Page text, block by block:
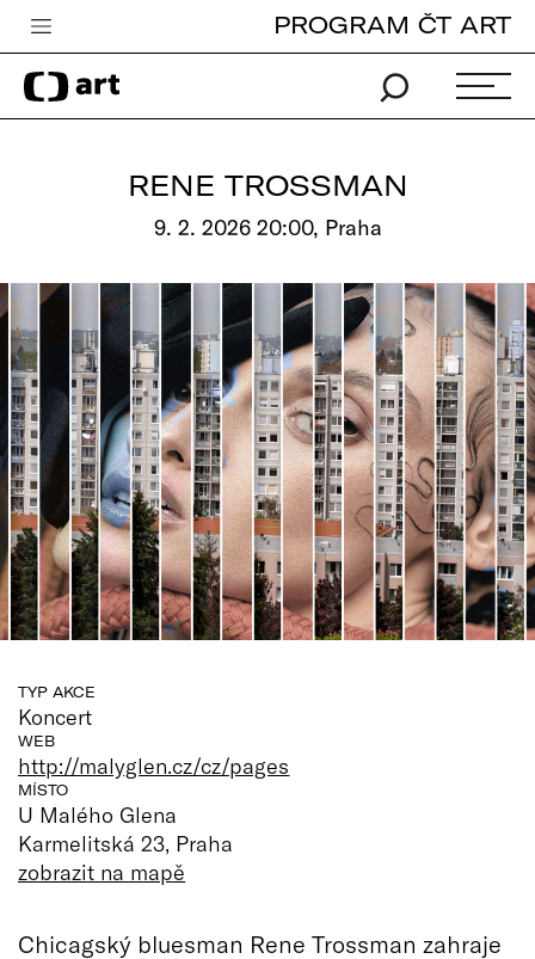
Česká televize
Zpravodajství
Pro děti
edu
Vše o ČT
PROGRAM ČT ART
RENE TROSSMAN
9. 2. 2026 20:00, Praha
TYP AKCE
Koncert
WEB
http://malyglen.cz/cz/pages
MÍSTO
U Malého Glena
Karmelitská 23, Praha
zobrazit na mapě
Chicagský bluesman Rene Trossman zahraje